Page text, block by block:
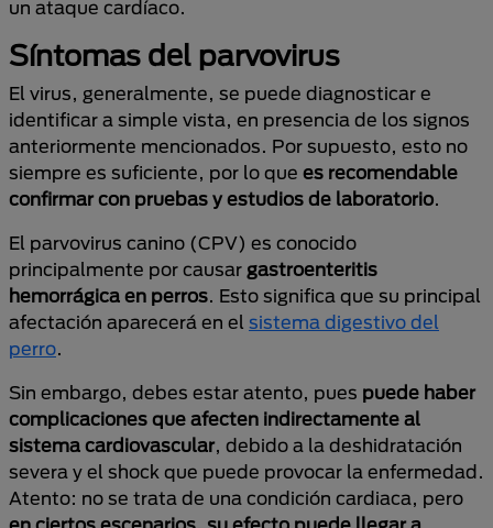
un ataque cardíaco.
Síntomas del parvovirus
El virus, generalmente, se puede diagnosticar e
identificar a simple vista, en presencia de los signos
anteriormente mencionados. Por supuesto, esto no
siempre es suficiente, por lo que es recomendable
confirmar con pruebas y estudios de laboratorio.
El parvovirus canino (CPV) es conocido
principalmente por causar gastroenteritis
hemorrágica en perros. Esto significa que su principal
afectación aparecerá en el sistema digestivo del
perro.
Sin embargo, debes estar atento, pues puede haber
complicaciones que afecten indirectamente al
sistema cardiovascular, debido a la deshidratación
severa y el shock que puede provocar la enfermedad.
Atento: no se trata de una condición cardiaca, pero